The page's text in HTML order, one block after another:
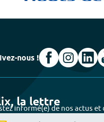
nous !
la lettre
informé(e) de nos actus